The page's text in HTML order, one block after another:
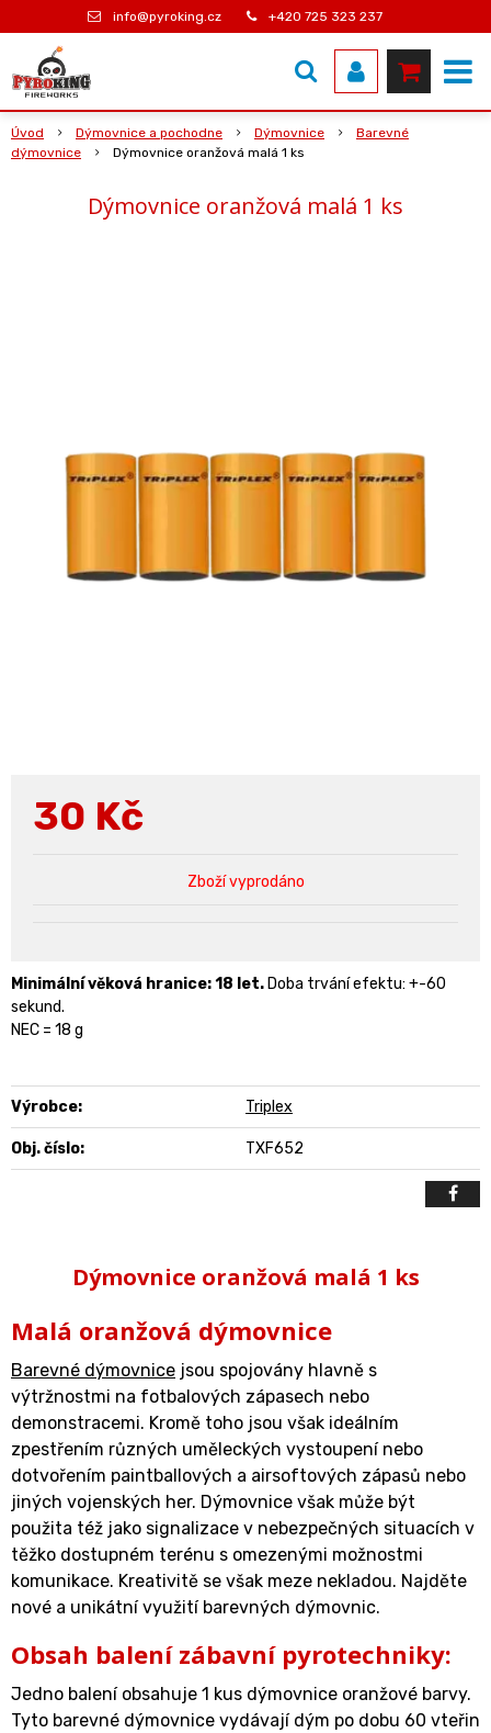
info@pyroking.cz +420 725 323 237
Úvod Dýmovnice a pochodne Dýmovnice
Barevné
dýmovnice
Dýmovnice oranžová malá 1 ks
Dýmovnice oranžová malá 1 ks
30 Kč
Zboží vyprodáno
Minimální věková hranice: 18 let. Doba trvání efektu: +-60
sekund.
NEC = 18 g
Výrobce: Triplex
Obj. číslo: TXF652
Dýmovnice oranžová malá 1 ks
Malá oranžová dýmovnice
Barevné dýmovnice jsou spojovány hlavně s
výtržnostmi na fotbalových zápasech nebo
demonstracemi. Kromě toho jsou však ideálním
zpestřením různých uměleckých vystoupení nebo
dotvořením paintballových a airsoftových zápasů nebo
jiných vojenských her. Dýmovnice však může být
použita též jako signalizace v nebezpečných situacích v
těžko dostupném terénu s omezenými možnostmi
komunikace. Kreativitě se však meze nekladou. Najděte
nové a unikátní využití barevných dýmovnic.
Obsah balení zábavní pyrotechniky:
Jedno balení obsahuje 1 kus dýmovnice oranžové barvy.
Tyto barevné dýmovnice vydávají dým po dobu 60 vteřin